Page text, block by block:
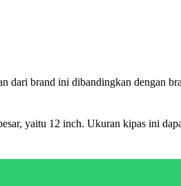
brand ini dibandingkan dengan
yaitu 12 inch. Ukuran kipas ini